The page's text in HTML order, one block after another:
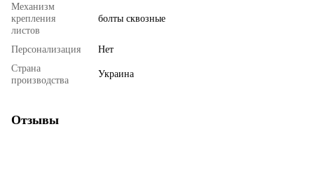
Механизм
крепления
листов
болты сквозные
Персонализация
Нет
Страна
производства
Украина
Отзывы